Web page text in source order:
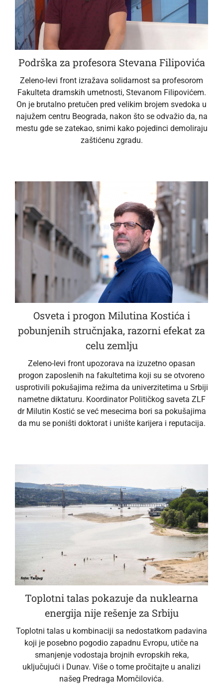
Podrška za profesora Stevana Filipovića
Zeleno-levi front izražava solidarnost sa profesorom
Fakulteta dramskih umetnosti, Stevanom Filipovićem.
On je brutalno pretučen pred velikim brojem svedoka u
najužem centru Beograda, nakon što se odvažio da, na
mestu gde se zatekao, snimi kako pojedinci demoliraju
zaštićenu zgradu.
Osveta i progon Milutina Kostića i
pobunjenih stručnjaka, razorni efekat za
celu zemlju
Zeleno-levi front upozorava na izuzetno opasan
progon zaposlenih na fakultetima koji su se otvoreno
usprotivili pokušajima režima da univerzitetima u Srbiji
nametne diktaturu. Koordinator Političkog saveta ZLF
dr Milutin Kostić se već mesecima bori sa pokušajima
da mu se poništi doktorat i unište karijera i reputacija.
Toplotni talas pokazuje da nuklearna
energija nije rešenje za Srbiju
Toplotni talas u kombinaciji sa nedostatkom padavina
koji je posebno pogodio zapadnu Evropu, utiče na
smanjenje vodostaja brojnih evropskih reka,
uključujući i Dunav. Više o tome pročitajte u analizi
našeg Predraga Momčilovića.